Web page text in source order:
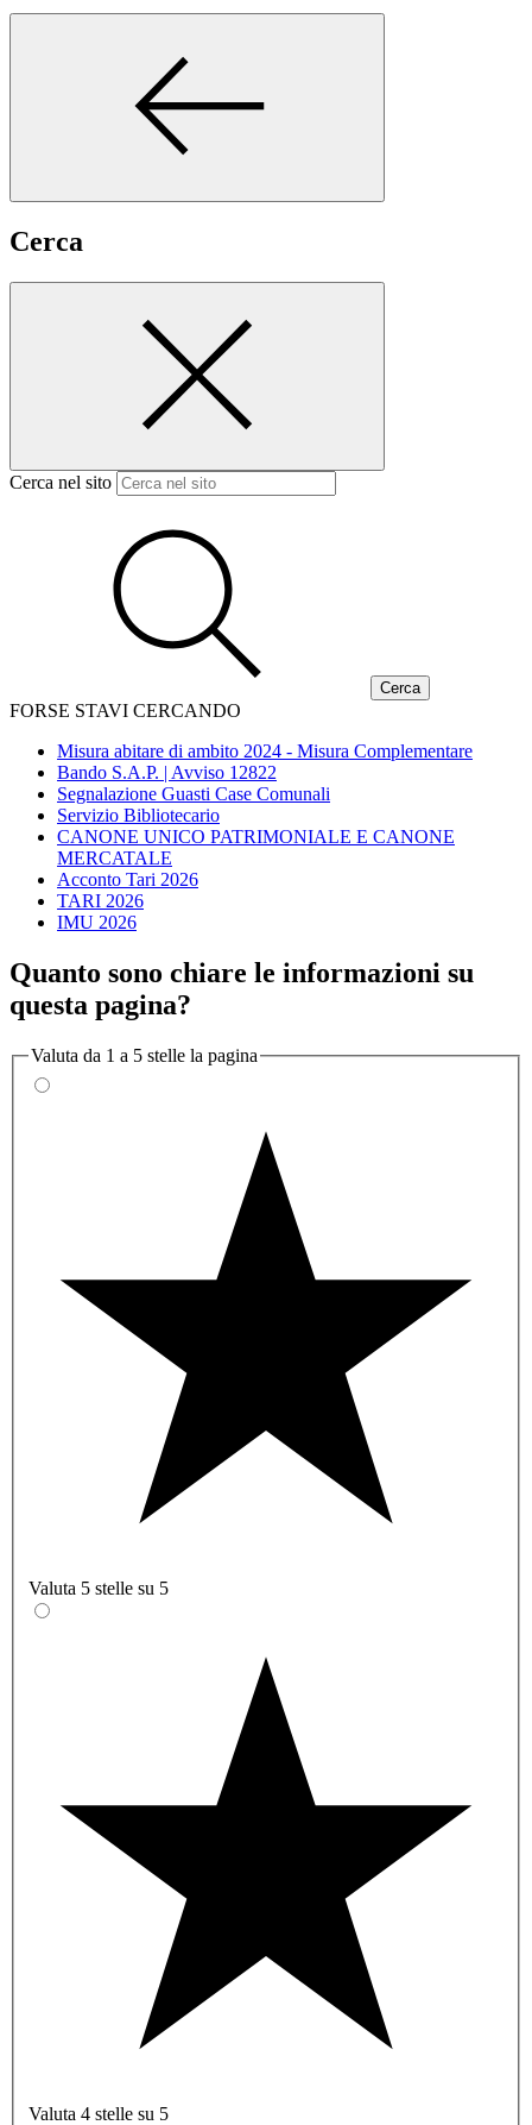
Cerca
Cerca nel sito
FORSE STAVI CERCANDO
Misura abitare di ambito 2024 - Misura Complementare
Bando S.A.P. | Avviso 12822
Segnalazione Guasti Case Comunali
Servizio Bibliotecario
CANONE UNICO PATRIMONIALE E CANONE
MERCATALE
Acconto Tari 2026
TARI 2026
IMU 2026
Quanto sono chiare le informazioni su
questa pagina?
Valuta da 1 a 5 stelle la pagina
Valuta 5 stelle su 5
Valuta 4 stelle su 5